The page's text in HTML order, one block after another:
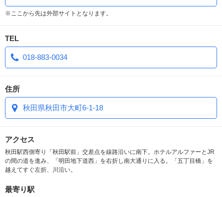
※ここから先は外部サイトとなります。
TEL
018-883-0034
住所
秋田県秋田市大町6-1-18
アクセス
秋田駅西側寄り「秋田駅前」交差点を線路沿いに南下。ホテルアルファーとJR
の間の道を進み、「明田地下道西」を右折し南大通りに入る。「五丁目橋」を
越えてすぐ左折、川沿い。
最寄り駅